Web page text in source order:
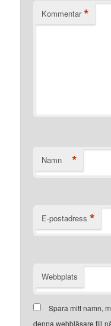
Kommentar *
Namn *
E-postadress *
Webbplats
Spara mitt namn,
denna webbläsare till